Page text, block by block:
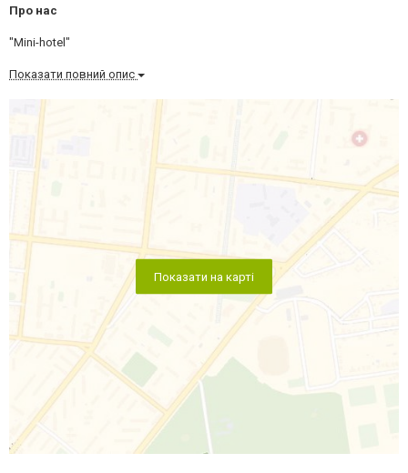
Про нас
"Mini-hotel"
Показати повний опис
Показати на карті